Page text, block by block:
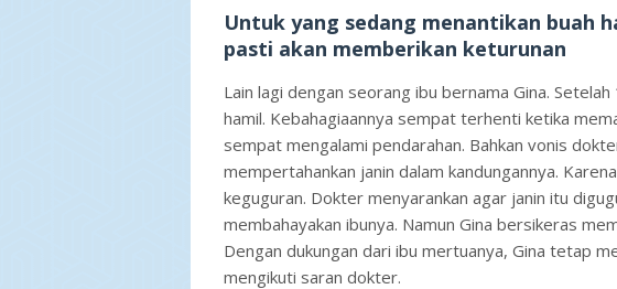
Untuk yang sedang menantikan buah
pasti akan memberikan keturunan
Lain lagi dengan seorang ibu bernama Gina.
hamil. Kebahagiaannya sempat terhenti ketika
sempat mengalami pendarahan. Bahkan vonis
mempertahankan janin dalam kandungannya.
keguguran. Dokter menyarankan agar janin itu
membahayakan ibunya. Namun Gina bersikeras
Dengan dukungan dari ibu mertuanya, Gina tetap
mengikuti saran dokter.